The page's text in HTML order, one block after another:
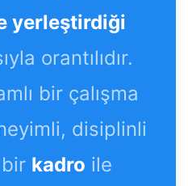
yerleştirdiği
orantılıdır.
bir çalışma
disiplinli
kadro ile